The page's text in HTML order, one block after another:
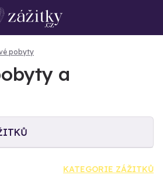
pobyty
a
KATEGORIE ZÁŽITKŮ